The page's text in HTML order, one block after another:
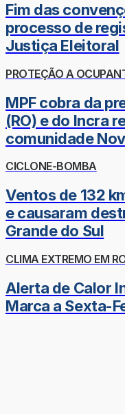
Fim das
processo de
Justiça Eleitoral
PROTEÇÃO A
MPF cobra da
(RO) e do Incra
comunidade
CICLONE-BOMBA
Ventos de 132
e causaram
Grande do Sul
CLIMA EXTREMO EM
Alerta de Calor
Marca a Sexta-